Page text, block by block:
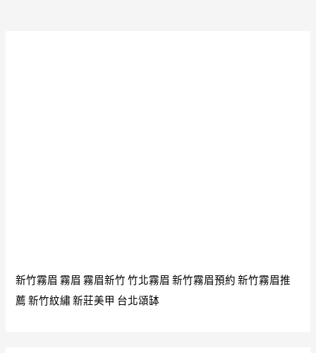
新竹霧眉 霧眉 霧眉新竹 竹北霧眉 新竹霧眉預約 新竹霧眉推
薦 新竹紋繡 新莊美甲 台北頌缽